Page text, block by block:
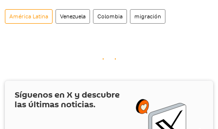
América Latina Venezuela Colombia migración
Síguenos en X y descubre
las últimas noticias.